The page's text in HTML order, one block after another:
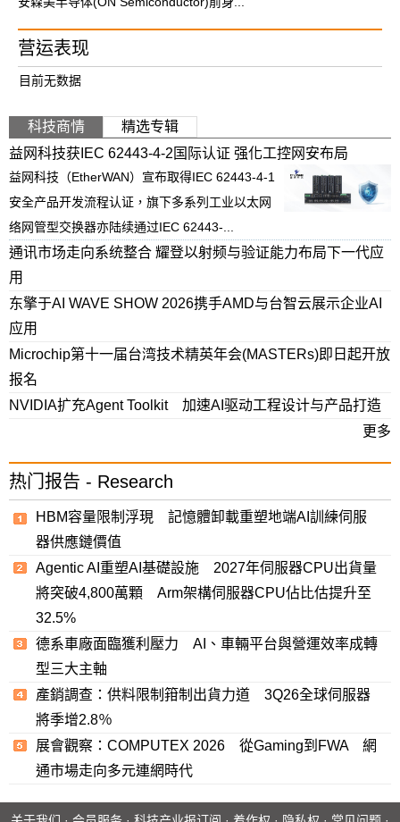
营运表现
目前无数据
科技商情
精选专辑
益网科技获IEC 62443-4-2国际认证 强化工控网安布局
益网科技（EtherWAN）宣布取得IEC 62443-4-1
安全产品开发流程认证，旗下多系列工业以太网
络网管型交换器亦陆续通过IEC 62443-...
通讯市场走向系统整合 耀登以射频与验证能力布局下一代应
用
东擎于AI WAVE SHOW 2026携手AMD与台智云展示企业AI
应用
Microchip第十一届台湾技术精英年会(MASTERs)即日起开放
报名
NVIDIA扩充Agent Toolkit 加速AI驱动工程设计与产品打造
更多
热门报告 - Research
HBM容量限制浮現 記憶體卸載重塑地端AI訓練伺服
器供應鏈價值
Agentic AI重塑AI基礎設施 2027年伺服器CPU出貨量
將突破4,800萬顆 Arm架構伺服器CPU佔比估提升至
32.5%
德系車廠面臨獲利壓力 AI、車輛平台與營運效率成轉
型三大主軸
產銷調查：供料限制箝制出貨力道 3Q26全球伺服器
將季增2.8％
展會觀察：COMPUTEX 2026 從Gaming到FWA 網
通市場走向多元連網時代